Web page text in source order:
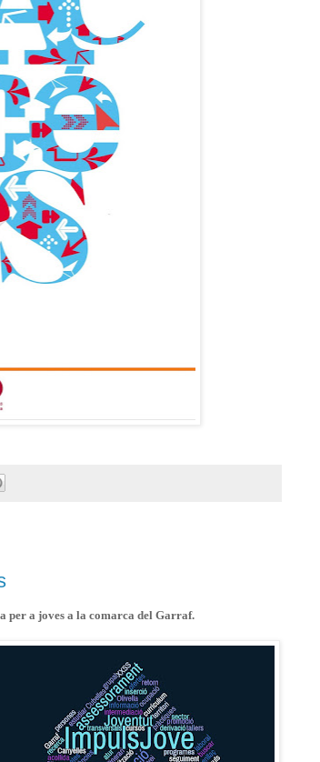
per a joves a la comarca del Garraf.